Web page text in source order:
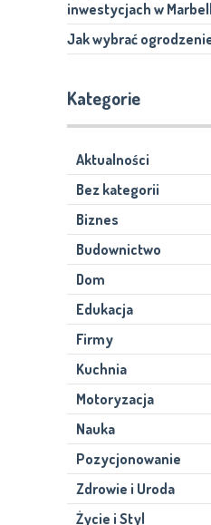
inwestycjach w
Jak wybrać
Kategorie
Aktualności
Bez kategorii
Biznes
Budownictwo
Dom
Edukacja
Firmy
Kuchnia
Motoryzacja
Nauka
Pozycjonowanie
Zdrowie i Uroda
Życie i Styl